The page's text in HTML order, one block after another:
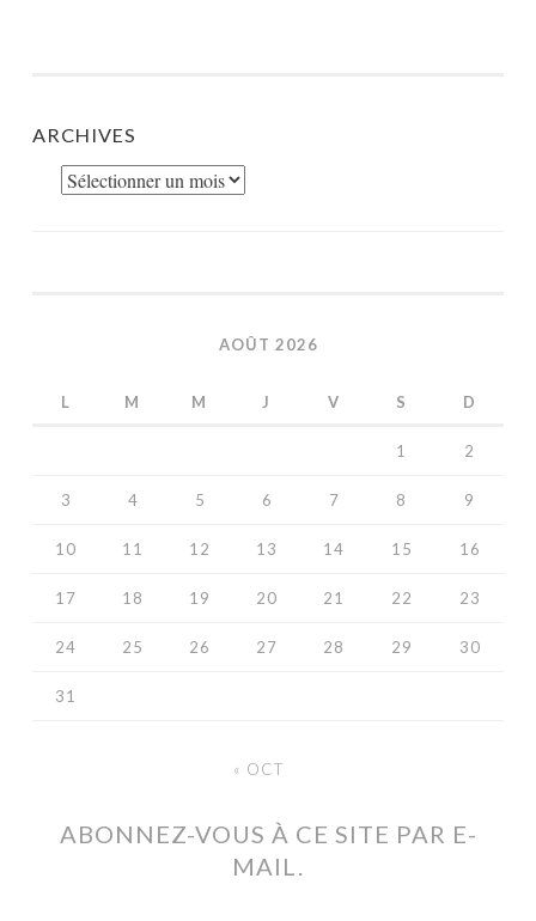
ARCHIVES
Archives
AOÛT 2026
L M M J V S D
1 2
3 4 5 6 7 8 9
10 11 12 13 14 15 16
17 18 19 20 21 22 23
24 25 26 27 28 29 30
31
« OCT
ABONNEZ-VOUS À CE SITE PAR E-
MAIL.